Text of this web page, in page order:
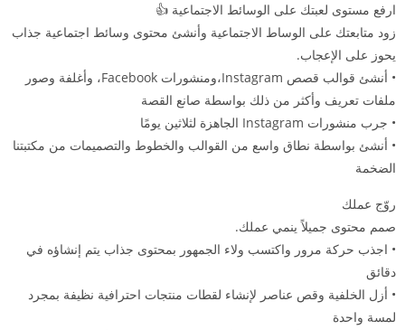
ارفع مستوى لعبتك على الوسائط الاجتماعية 👍
زود متابعتك على الوساط الاجتماعية وأنشئ محتوى وسائط اجتماعية جذاب
يحوز على الإعجاب.
• أنشئ قوالب قصص Instagram،ومنشورات Facebook، وأغلفة وصور
ملفات تعريف وأكثر من ذلك بواسطة صانع القصة
• جرب منشورات Instagram الجاهزة لثلاثين يومًا
• أنشئ بواسطة نطاق واسع من القوالب والخطوط والتصميمات من مكتبتنا
الضخمة
روّج عملك
صمم محتوى جميلاً ينمي عملك.
• اجذب حركة مرور واكتسب ولاء الجمهور بمحتوى جذاب يتم إنشاؤه في
دقائق
• أزل الخلفية وقص عناصر لإنشاء لقطات منتجات احترافية نظيفة بمجرد
لمسة واحدة